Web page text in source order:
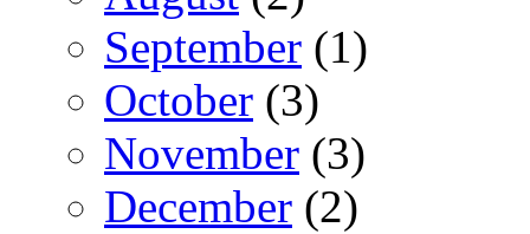
September (1)
October (3)
November (3)
December (2)